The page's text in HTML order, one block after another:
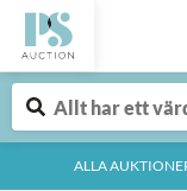
ALLA